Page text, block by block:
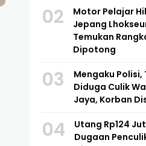
02
Motor Pelajar
Jepang
Temukan
Dipotong
03
Mengaku Polisi,
Diduga Culik
Jaya, Korban
04
Utang Rp124
Dugaan